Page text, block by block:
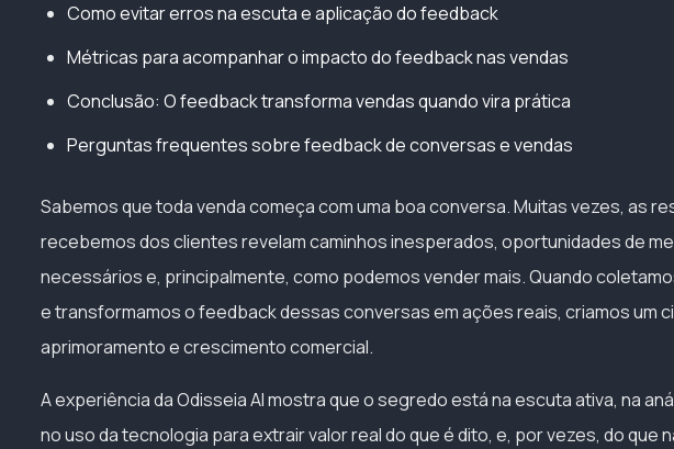
Como evitar erros na escuta e aplicação do feedback
Métricas para acompanhar o impacto do feedback nas vendas
Conclusão: O feedback transforma vendas quando vira prática
Perguntas frequentes sobre feedback de conversas e vendas
Sabemos que toda venda começa com uma boa conversa. Muitas vezes, as
recebemos dos clientes revelam caminhos inesperados, oportunidades de
necessários e, principalmente, como podemos vender mais. Quando
e transformamos o feedback dessas conversas em ações reais, criamos um
aprimoramento e crescimento comercial.
A experiência da Odisseia AI mostra que o segredo está na escuta ativa, na
no uso da tecnologia para extrair valor real do que é dito, e, por vezes, do que